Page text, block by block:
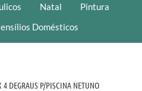
Natal
Pintura
Domésticos
4 DEGRAUS P/PISCINA NETUNO